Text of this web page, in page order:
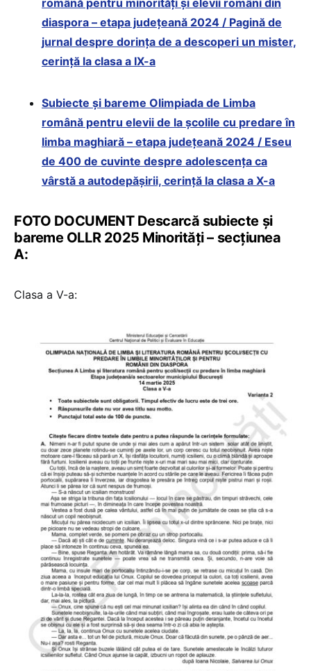
română pentru minorități și elevii români din
diaspora – etapa județeană 2024 / Pagină de
jurnal despre dorința de a descoperi un mister,
cerință la clasa a IX-a
Subiecte și bareme Olimpiada de Limba
română pentru elevii de la școlile cu predare în
limba maghiară – etapa județeană 2024 / Eseu
de 400 de cuvinte despre adolescența ca
vârstă a autodepășirii, cerință la clasa a X-a
FOTO DOCUMENT Descarcă subiecte și
bareme OLLR 2025 Minorități – secțiunea
A:
Clasa a V-a: